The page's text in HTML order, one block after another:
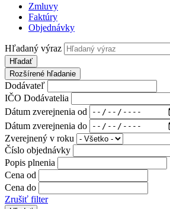
Zmluvy
Faktúry
Objednávky
Hľadaný výraz
Hľadať
Rozšírené hľadanie
Dodávateľ
IČO Dodávatelia
Dátum zverejnenia od
Dátum zverejnenia do
Zverejnený v roku
Číslo objednávky
Popis plnenia
Cena od
Cena do
Zrušiť filter